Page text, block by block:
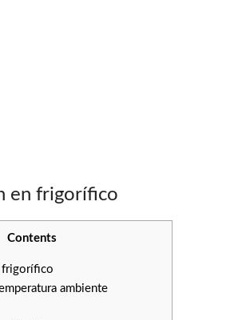
en frigorífico
Contents
frigorífico
ambiente